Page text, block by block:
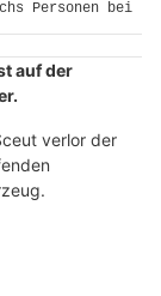
auf der
verlor der